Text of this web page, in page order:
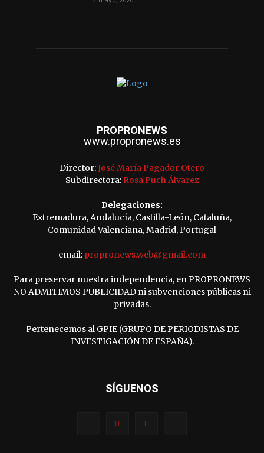
PROPRONEWS
www.propronews.es
Director:José María Pagador Otero
Subdirectora: Rosa Puch Álvarez
Delegaciones:
Extremadura, Andalucía, Castilla-León, Cataluña,
Comunidad Valenciana, Madrid, Portugal
email: propronews.web@gmail.com
Para preservar nuestra independencia, en PROPRONEWS
NO ADMITIMOS PUBLICIDAD ni subvenciones públicas ni
privadas.
Pertenecemos al GPIE (GRUPO DE PERIODISTAS DE
INVESTIGACIÓN DE ESPAÑA).
SÍGUENOS